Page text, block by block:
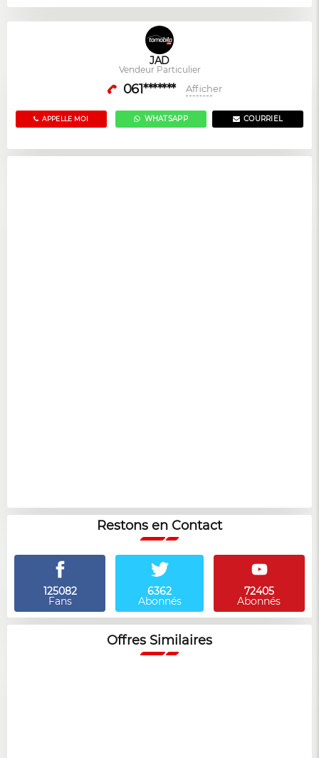
JAD
Vendeur Particulier
061******* Afficher
APPELLE MOI COURRIEL
WHATSAPP
Restons en Contact
125082
Fans
6362
Abonnés
72405
Abonnés
Offres Similaires